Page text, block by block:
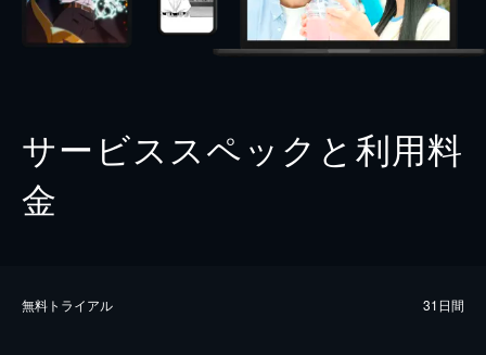
サービススペックと利用料
金
無料トライアル 31日間